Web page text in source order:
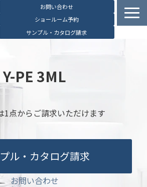
お問い合わせ
ショールーム予約
サンプル・カタログ請求
石堂硝子の特長
お役立ち資料
ブログ
会社概要
English
Y-PE 3ML
1点からご請求いただけます
ル・カタログ請求
お問い合わせ